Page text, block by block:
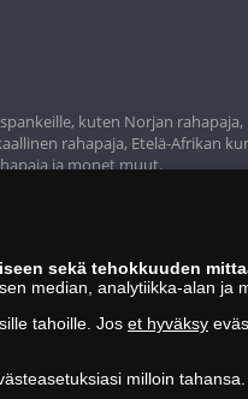
kuten Norjan
rahapaja, Etelä-Afrikan
ja monet muut.
sekä tehokkuuden
median, analytiikka-alan ja
tahoille. Jos et hyväksy
milloin